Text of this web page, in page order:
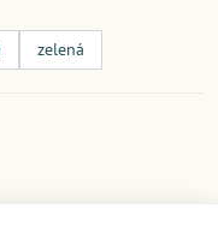
zelená